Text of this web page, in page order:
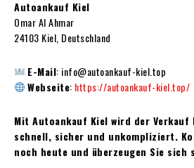
Autoankauf Kiel
Omar Al Ahmar
24103 Kiel, Deutschland
E-Mail: info@autoankauf-kiel.top
Webseite: https://autoankauf-kiel.top/
Mit Autoankauf Kiel wird der Verkauf
schnell, sicher und unkompliziert.
noch heute und überzeugen Sie sich